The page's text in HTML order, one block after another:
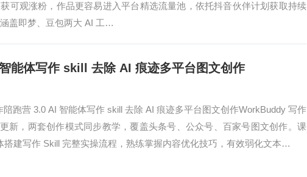
可观涨粉，作品更容易进入平台精选流量池，依托抖音伙伴计划获取持续
盖即梦、豆包两大 AI 工…
能体写作 skill 去除 AI 痕迹多平台图文创作
陪跑营 3.0 AI 智能体写作 skill 去除 AI 痕迹多平台图文创作WorkBuddy 写作
新，两套创作模式同步教学，覆盖头条号、公众号、百家号图文创作。课
搭建写作 Skill 完整实操流程，熟练掌握内容优化技巧，有效弱化文本…